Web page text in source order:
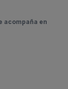
acompaña en